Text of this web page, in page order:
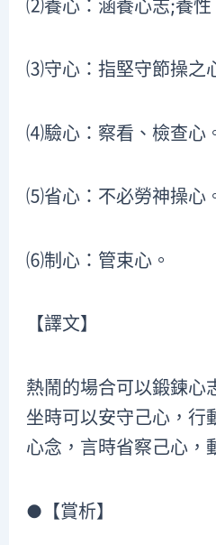
⑵養心：涵養心志;養性
⑶守心：指堅守節操之
⑷驗心：察看、檢查心
⑸省心：不必勞神操心
⑹制心：管束心。
【譯文】
熱鬧的場合可以鍛鍊心
坐時可以安守己心，行
心念，言時省察己心，
●【賞析】